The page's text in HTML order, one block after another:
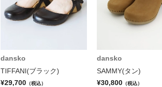
dansko
TIFFANI(ブラック)
¥29,700 （税込）
dansko
SAMMY(タン)
¥30,800 （税込）